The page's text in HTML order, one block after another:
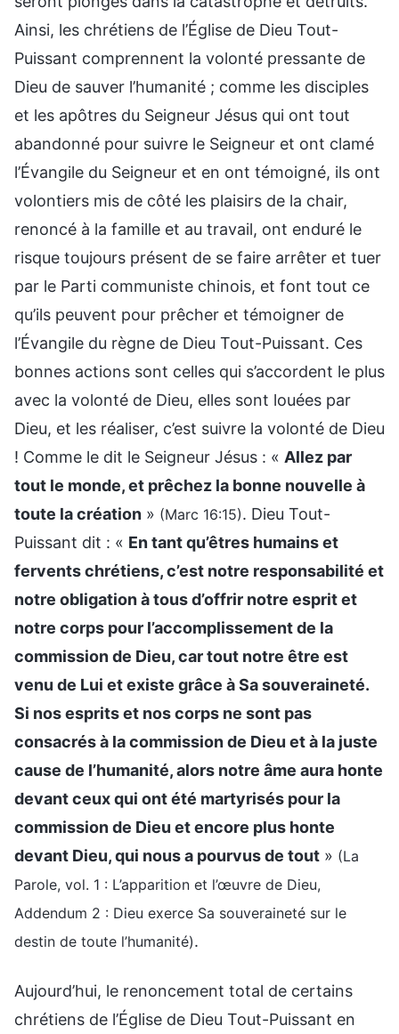
Ainsi, les chrétiens de l’Église de Dieu Tout-
Puissant comprennent la volonté pressante de
Dieu de sauver l’humanité ; comme les disciples
et les apôtres du Seigneur Jésus qui ont tout
abandonné pour suivre le Seigneur et ont clamé
l’Évangile du Seigneur et en ont témoigné, ils ont
volontiers mis de côté les plaisirs de la chair,
renoncé à la famille et au travail, ont enduré le
risque toujours présent de se faire arrêter et tuer
par le Parti communiste chinois, et font tout ce
qu’ils peuvent pour prêcher et témoigner de
l’Évangile du règne de Dieu Tout-Puissant. Ces
bonnes actions sont celles qui s’accordent le plus
avec la volonté de Dieu, elles sont louées par
Dieu, et les réaliser, c’est suivre la volonté de Dieu
! Comme le dit le Seigneur Jésus : « Allez par
tout le monde, et prêchez la bonne nouvelle à
toute la création » (Marc 16:15). Dieu Tout-
Puissant dit : « En tant qu’êtres humains et
fervents chrétiens, c’est notre responsabilité et
notre obligation à tous d’offrir notre esprit et
notre corps pour l’accomplissement de la
commission de Dieu, car tout notre être est
venu de Lui et existe grâce à Sa souveraineté.
Si nos esprits et nos corps ne sont pas
consacrés à la commission de Dieu et à la juste
cause de l’humanité, alors notre âme aura honte
devant ceux qui ont été martyrisés pour la
commission de Dieu et encore plus honte
devant Dieu, qui nous a pourvus de tout » (La
Parole, vol. 1 : L’apparition et l’œuvre de Dieu,
Addendum 2 : Dieu exerce Sa souveraineté sur le
destin de toute l’humanité).
Aujourd’hui, le renoncement total de certains
chrétiens de l’Église de Dieu Tout-Puissant en